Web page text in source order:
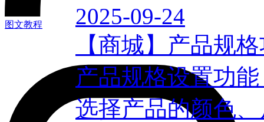
图文教程
2025-09-24
【商城】产品规
产品规格设置功
选择产品的颜色